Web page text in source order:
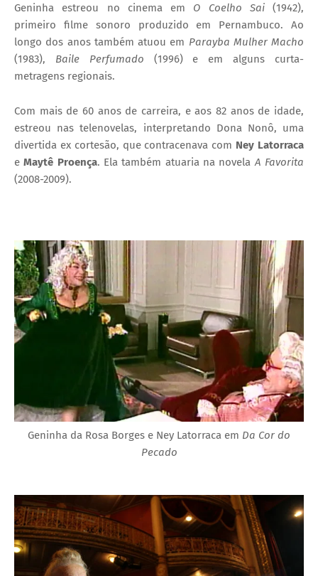
Geninha estreou no cinema em O Coelho Sai (1942),
primeiro filme sonoro produzido em Pernambuco. Ao
longo dos anos também atuou em Parayba Mulher Macho
(1983), Baile Perfumado (1996) e em alguns curta-
metragens regionais.
Com mais de 60 anos de carreira, e aos 82 anos de idade,
estreou nas telenovelas, interpretando Dona Nonô, uma
divertida ex cortesão, que contracenava com Ney Latorraca
eMaytê Proença. Ela também atuaria na novela A Favorita
(2008-2009).
Geninha da Rosa Borges e Ney Latorraca em Da Cor do
Pecado